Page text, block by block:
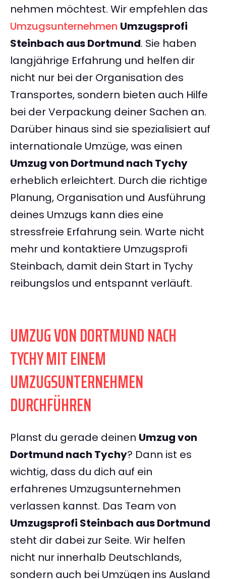
nehmen möchtest. Wir empfehlen das
Umzugsunternehmen Umzugsprofi
Steinbach aus Dortmund. Sie haben
langjährige Erfahrung und helfen dir
nicht nur bei der Organisation des
Transportes, sondern bieten auch Hilfe
bei der Verpackung deiner Sachen an.
Darüber hinaus sind sie spezialisiert auf
internationale Umzüge, was einen
Umzug von Dortmund nach Tychy
erheblich erleichtert. Durch die richtige
Planung, Organisation und Ausführung
deines Umzugs kann dies eine
stressfreie Erfahrung sein. Warte nicht
mehr und kontaktiere Umzugsprofi
Steinbach, damit dein Start in Tychy
reibungslos und entspannt verläuft.
UMZUG VON DORTMUND NACH
TYCHY MIT EINEM
UMZUGSUNTERNEHMEN
DURCHFÜHREN
Planst du gerade deinen Umzug von
Dortmund nach Tychy? Dann ist es
wichtig, dass du dich auf ein
erfahrenes Umzugsunternehmen
verlassen kannst. Das Team von
Umzugsprofi Steinbach aus Dortmund
steht dir dabei zur Seite. Wir helfen
nicht nur innerhalb Deutschlands,
sondern auch bei Umzügen ins Ausland